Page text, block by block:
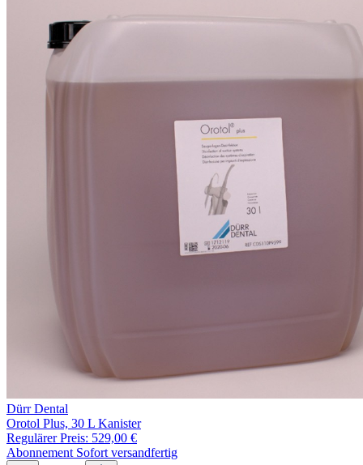
Dürr Dental
Orotol Plus, 30 L Kanister
Regulärer Preis: 529,00 €
Abonnement Sofort versandfertig